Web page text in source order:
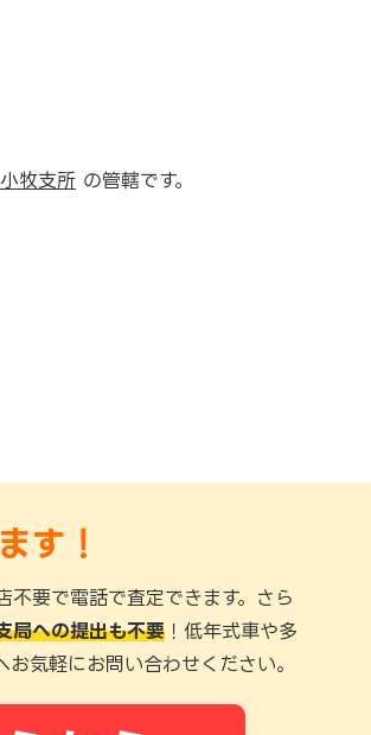
牧支所 の管轄です。
す！
不要で電話で査定できます。さら
局への提出も不要 ！低年式車や多
気軽にお問い合わせください。